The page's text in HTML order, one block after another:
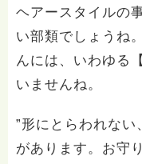
ヘアースタイルの
い部類でしょうね
んには、いわゆる
いませんね。
”形にとらわれない
があります。お守